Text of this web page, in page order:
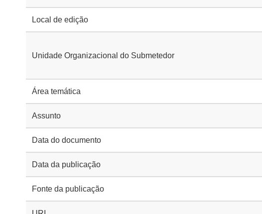
Local de edição
Unidade Organizacional do Submetedor
Área temática
Assunto
Data do documento
Data da publicação
Fonte da publicação